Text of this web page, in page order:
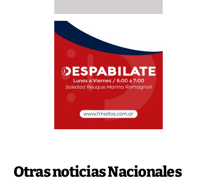
Otras noticias Nacionales